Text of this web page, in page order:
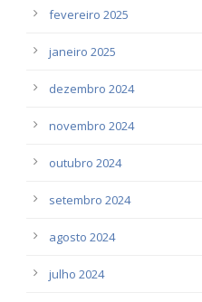
fevereiro 2025
janeiro 2025
dezembro 2024
novembro 2024
outubro 2024
setembro 2024
agosto 2024
julho 2024